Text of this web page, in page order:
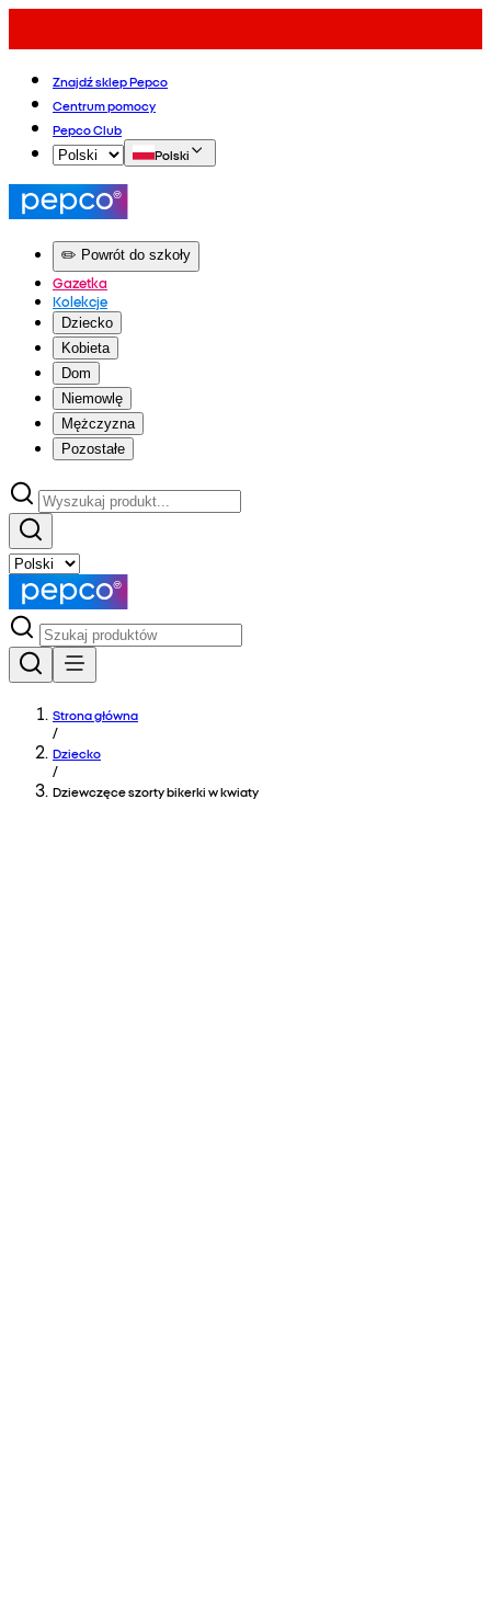
Znajdź sklep Pepco
Centrum pomocy
Pepco Club
Polski
✏️ Powrót do szkoły
Gazetka
Kolekcje
Dziecko
Kobieta
Dom
Niemowlę
Mężczyzna
Pozostałe
Strona główna
/
Dziecko
/
Dziewczęce szorty bikerki w kwiaty